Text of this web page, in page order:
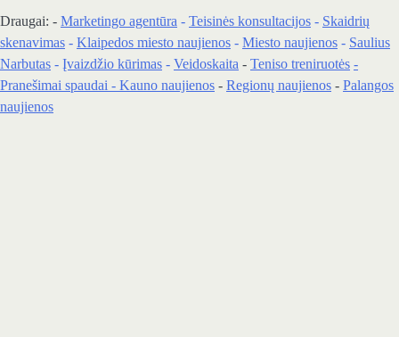
Draugai: - Marketingo agentūra - Teisinės konsultacijos - Skaidrių
skenavimas - Klaipedos miesto naujienos - Miesto naujienos - Saulius
Narbutas - Įvaizdžio kūrimas - Veidoskaita - Teniso treniruotės -
Pranešimai spaudai - Kauno naujienos - Regionų naujienos - Palangos
naujienos